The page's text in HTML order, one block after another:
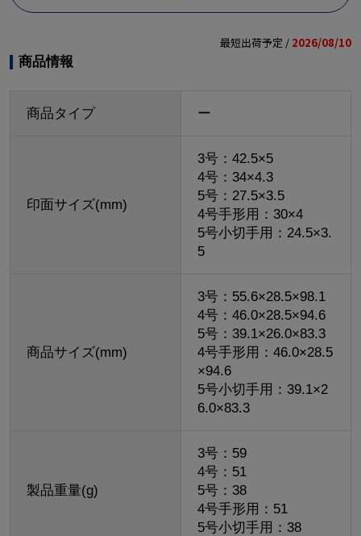
最短出荷予定 / 2026/08/10
商品情報
商品タイプ ー
印面サイズ(mm)
3号：42.5×5
4号：34×4.3
5号：27.5×3.5
4号手形用：30×4
5号小切手用：24.5×3.
5
商品サイズ(mm)
3号：55.6×28.5×98.1
4号：46.0×28.5×94.6
5号：39.1×26.0×83.3
4号手形用：46.0×28.5
×94.6
5号小切手用：39.1×2
6.0×83.3
製品重量(g)
3号：59
4号：51
5号：38
4号手形用：51
5号小切手用：38